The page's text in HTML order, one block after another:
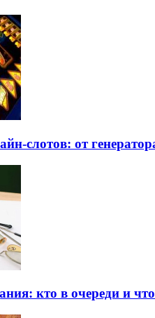
слотов: от
кто в очереди и